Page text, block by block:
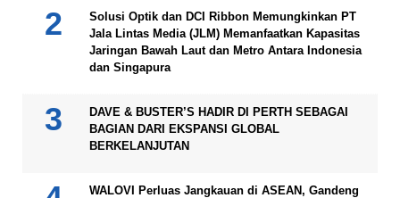
Solusi Optik dan DCI Ribbon Memungkinkan PT
Jala Lintas Media (JLM) Memanfaatkan Kapasitas
Jaringan Bawah Laut dan Metro Antara Indonesia
dan Singapura
DAVE & BUSTER’S HADIR DI PERTH SEBAGAI
BAGIAN DARI EKSPANSI GLOBAL
BERKELANJUTAN
WALOVI Perluas Jangkauan di ASEAN, Gandeng